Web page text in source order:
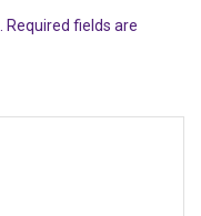
Required fields are